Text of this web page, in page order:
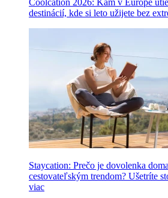
Coolcation 2026: Kam v Európe
destinácií, kde si leto užijete bez
Staycation: Prečo je dovolenka
cestovateľským trendom? Ušetríte
viac